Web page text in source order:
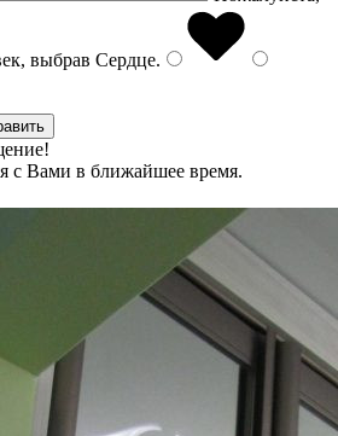
выбрав Сердце.
с Вами в ближайшее время.